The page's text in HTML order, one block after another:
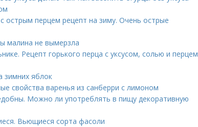
острым перцем рецепт на зиму. Очень острые
малина не вымерзла
Рецепт горького перца с уксусом, солью и перцем
зимних яблок
свойства варенья из санберри с лимоном
Можно ли употреблять в пищу декоративную
Вьющиеся сорта фасоли